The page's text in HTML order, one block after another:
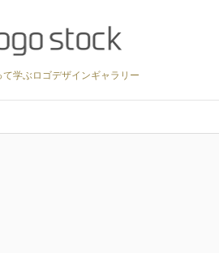
て学ぶロゴデザインギャラリー